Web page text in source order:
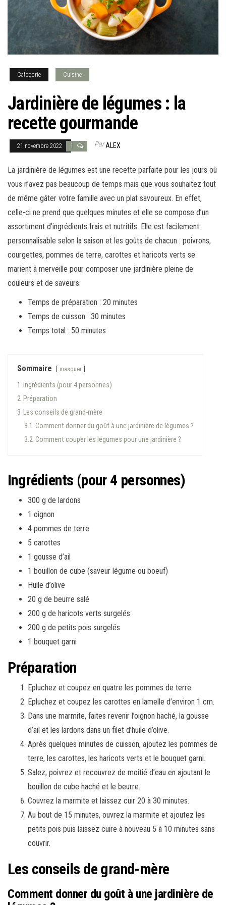
Catégorie Cuisine
Jardinière de légumes : la
recette gourmande
21 novembre 2022 1 ParALEX
La jardinière de légumes est une recette parfaite pour les jours où
vous n’avez pas beaucoup de temps mais que vous souhaitez tout
de même gâter votre famille avec un plat savoureux. En effet,
celle-ci ne prend que quelques minutes et elle se compose d’un
assortiment d’ingrédients frais et nutritifs. Elle est facilement
personnalisable selon la saison et les goûts de chacun : poivrons,
courgettes, pommes de terre, carottes et haricots verts se
marient à merveille pour composer une jardinière pleine de
couleurs et de saveurs.
Temps de préparation : 20 minutes
Temps de cuisson : 30 minutes
Temps total : 50 minutes
Sommaire masquer
1
Ingrédients (pour 4 personnes)
2 Préparation
3 Les conseils de grand-mère
3.1 Comment donner du goût à une jardinière de légumes ?
3.2 Comment couper les légumes pour une jardinière ?
Ingrédients (pour 4 personnes)
300 g de lardons
1 oignon
4 pommes de terre
5 carottes
1 gousse d’ail
1 bouillon de cube (saveur légume ou boeuf)
Huile d’olive
20 g de beurre salé
200 g de haricots verts surgelés
200 g de petits pois surgelés
1 bouquet garni
Préparation
Epluchez et coupez en quatre les pommes de terre.
Epluchez et coupez les carottes en lamelle d’environ 1 cm.
Dans une marmite, faites revenir l’oignon haché, la gousse
d’ail et les lardons dans un filet d’huile d’olive.
Après quelques minutes de cuisson, ajoutez les pommes de
terre, les carottes, les haricots verts et le bouquet garni.
Salez, poivrez et recouvrez de moitié d’eau en ajoutant le
bouillon de cube haché et le beurre.
Couvrez la marmite et laissez cuir 20 à 30 minutes.
Au bout de 15 minutes, ouvrez la marmite et ajoutez les
petits pois puis laissez cuire à nouveau 5 à 10 minutes sans
couvrir.
Les conseils de grand-mère
Comment donner du goût à une jardinière de